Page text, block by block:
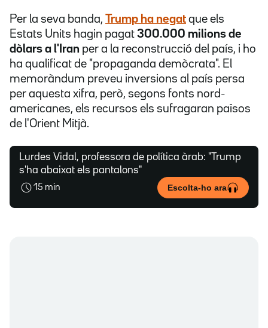
Per la seva banda, Trump ha negat que els
Estats Units hagin pagat 300.000 milions de
dòlars a l'Iran per a la reconstrucció del país, i ho
ha qualificat de "propaganda demòcrata". El
memoràndum preveu inversions al país persa
per aquesta xifra, però, segons fonts nord-
americanes, els recursos els sufragaran països
de l'Orient Mitjà.
Lurdes Vidal, professora de política àrab: "Trump
s'ha abaixat els pantalons"
15 min Escolta-ho ara